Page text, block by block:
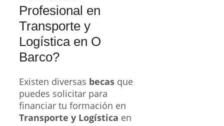
Profesional en
Transporte y
Logística en O
Barco?
Existen diversas becas que
puedes solicitar para
financiar tu formación en
Transporte y Logística en